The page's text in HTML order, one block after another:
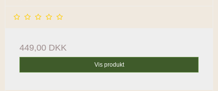
449,00 DKK
Vis produkt